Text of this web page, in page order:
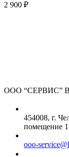
2 900 ₽
ООО “СЕРВИС”
454008, г.
помещение
ooo-